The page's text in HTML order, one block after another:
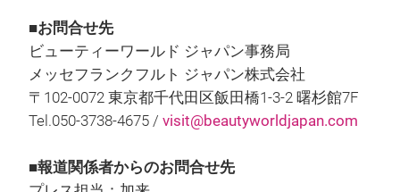
■お問合せ先
ビューティーワールド ジャパン事務局
メッセフランクフルト ジャパン株式会社
〒102-0072 東京都千代田区飯田橋1-3-2 曙杉館7F
Tel.050-3738-4675 / visit@beautyworldjapan.com
■報道関係者からのお問合せ先